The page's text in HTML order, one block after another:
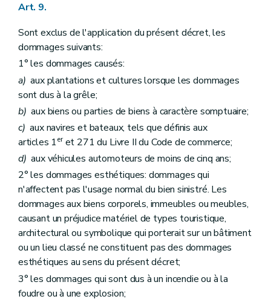
Art. 9.
Sont exclus de l'application du présent décret, les
dommages suivants:
1° les dommages causés:
a) aux plantations et cultures lorsque les dommages
sont dus à la grêle;
b) aux biens ou parties de biens à caractère somptuaire;
c) aux navires et bateaux, tels que définis aux
articles 1eret 271 du Livre II du Code de commerce;
d) aux véhicules automoteurs de moins de cinq ans;
2° les dommages esthétiques: dommages qui
n'affectent pas l'usage normal du bien sinistré. Les
dommages aux biens corporels, immeubles ou meubles,
causant un préjudice matériel de types touristique,
architectural ou symbolique qui porterait sur un bâtiment
ou un lieu classé ne constituent pas des dommages
esthétiques au sens du présent décret;
3° les dommages qui sont dus à un incendie ou à la
foudre ou à une explosion;